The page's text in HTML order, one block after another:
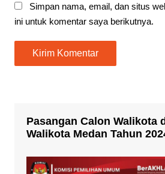
Simpan nama, email, dan situs
ini untuk komentar saya berikutnya.
Pasangan Calon Walikota
Walikota Medan Tahun